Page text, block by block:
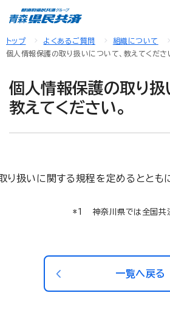
トップ よくあるご質問
組織について
個人情報保護の取り扱いについて、教えてくださ
個人情報保護の取り扱
教えてください。
扱いに関する規程を定めるとと
神奈川県では全国共
一覧へ戻る